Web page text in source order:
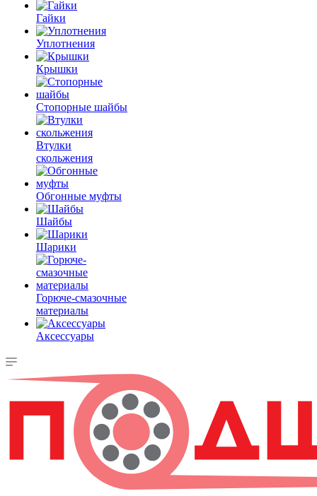
Гайки
Уплотнения
Крышки
Стопорные шайбы
Втулки
скольжения
Обгонные муфты
Шайбы
Шарики
Горюче-смазочные
материалы
Аксессуары